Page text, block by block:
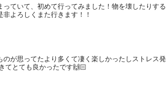
ていて、初めて行ってみました！物を壊したりする
よろしくまた行きます！！
が思ってたより多くて凄く楽しかったしストレス発
てとても良かったです🙌🏻